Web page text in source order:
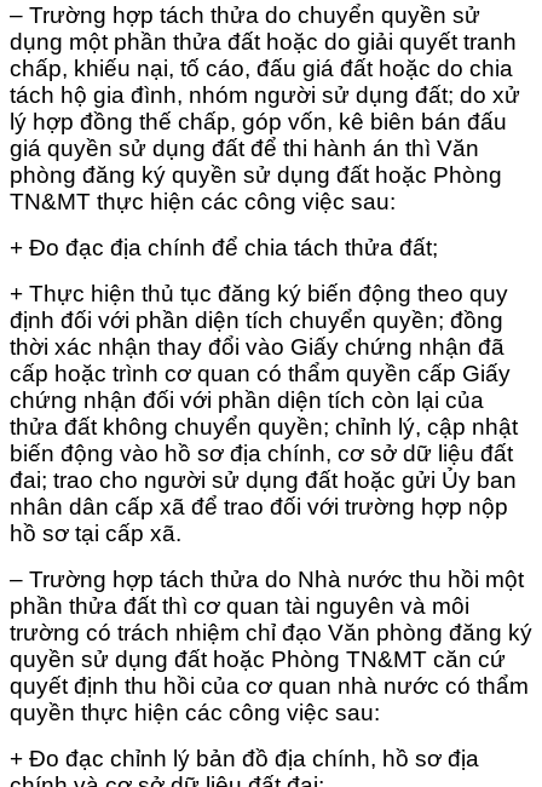
– Trường hợp tách thửa do chuyển quyền sử
dụng một phần thửa đất hoặc do giải quyết tranh
chấp, khiếu nại, tố cáo, đấu giá đất hoặc do chia
tách hộ gia đình, nhóm người sử dụng đất; do xử
lý hợp đồng thế chấp, góp vốn, kê biên bán đấu
giá quyền sử dụng đất để thi hành án thì Văn
phòng đăng ký quyền sử dụng đất hoặc Phòng
TN&MT thực hiện các công việc sau:
+ Đo đạc địa chính để chia tách thửa đất;
+ Thực hiện thủ tục đăng ký biến động theo quy
định đối với phần diện tích chuyển quyền; đồng
thời xác nhận thay đổi vào Giấy chứng nhận đã
cấp hoặc trình cơ quan có thẩm quyền cấp Giấy
chứng nhận đối với phần diện tích còn lại của
thửa đất không chuyển quyền; chỉnh lý, cập nhật
biến động vào hồ sơ địa chính, cơ sở dữ liệu đất
đai; trao cho người sử dụng đất hoặc gửi Ủy ban
nhân dân cấp xã để trao đối với trường hợp nộp
hồ sơ tại cấp xã.
– Trường hợp tách thửa do Nhà nước thu hồi một
phần thửa đất thì cơ quan tài nguyên và môi
trường có trách nhiệm chỉ đạo Văn phòng đăng ký
quyền sử dụng đất hoặc Phòng TN&MT căn cứ
quyết định thu hồi của cơ quan nhà nước có thẩm
quyền thực hiện các công việc sau:
+ Đo đạc chỉnh lý bản đồ địa chính, hồ sơ địa